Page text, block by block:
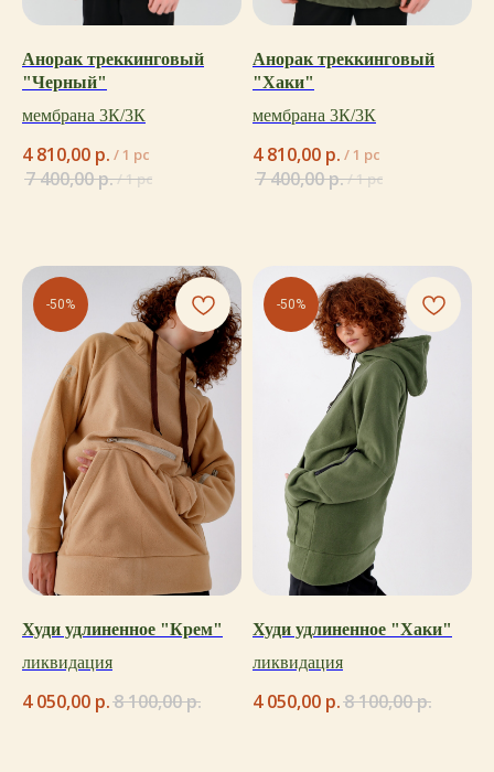
каталог
размерам
Анорак треккинговый
"Черный"
мембрана 3К/3К
4 810,00 р. / 1 pc
7 400,00р./1 pc
Анорак треккинговый
"Хаки"
мембрана 3К/3К
4 810,00 р. / 1 pc
7 400,00р./1 pc
-50%
Худи удлиненное "Крем"
ликвидация
4 050,00 р.8 100,00р.
-50%
Худи удлиненное "Хаки"
ликвидация
4 050,00 р.8 100,00р.